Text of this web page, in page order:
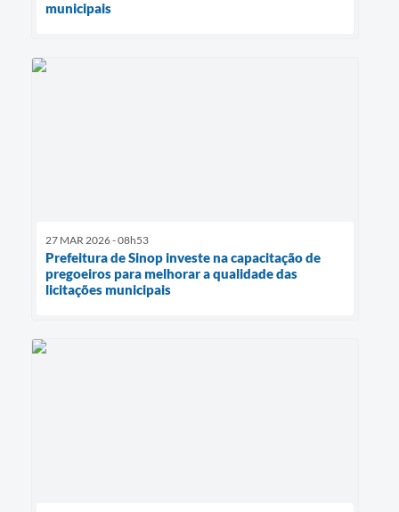
municipais
27 MAR 2026 - 08h53
Prefeitura de Sinop investe na capacitação de
pregoeiros para melhorar a qualidade das
licitações municipais